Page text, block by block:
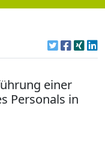
einer
Personals in